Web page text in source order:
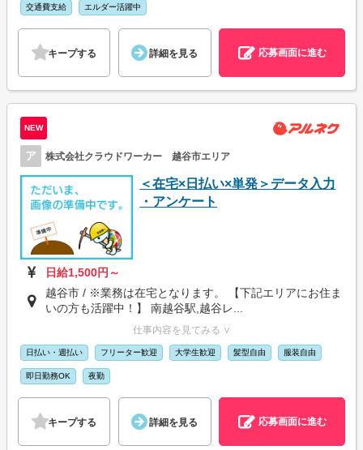
交通費支給 エルダー活躍中
キープする 詳細を見る 応募画面に進む
NEW
ア 株式会社クラウドワーカー 越谷市エリア
＜在宅×日払い×単発＞データ入力
・アンケート
日給1,500円～
越谷市 / ※業務は在宅となります。 【下記エリアにお住ま
いの方も活躍中！】 南越谷駅,越谷レ...
仕事内容を見てみる ∨
日払い・週払い フリーター歓迎 大学生歓迎 髪型自由 服装自由
即日勤務OK 夜勤
キープする 詳細を見る 応募画面に進む